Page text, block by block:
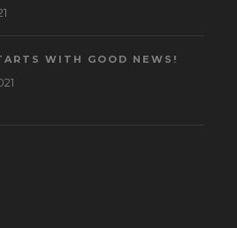
WITH GOOD NEWS!